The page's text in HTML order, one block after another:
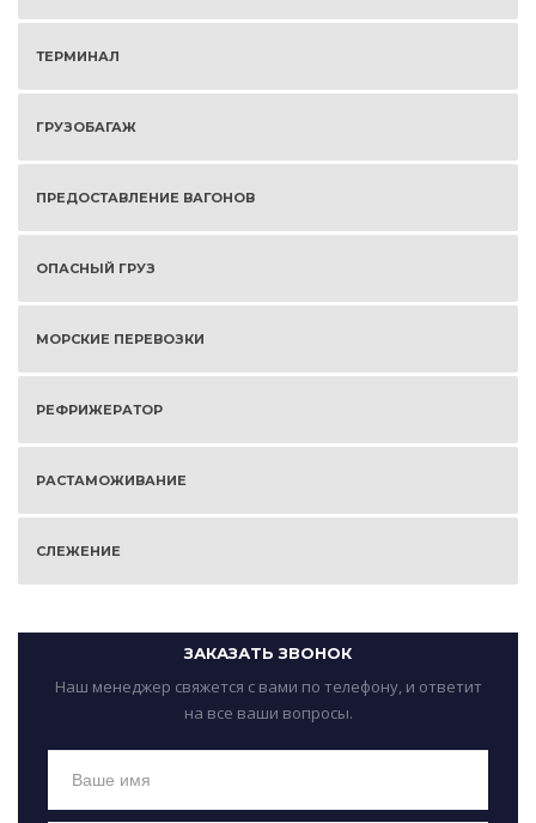
ТЕРМИНАЛ
ГРУЗОБАГАЖ
ПРЕДОСТАВЛЕНИЕ ВАГОНОВ
ОПАСНЫЙ ГРУЗ
МОРСКИЕ ПЕРЕВОЗКИ
РЕФРИЖЕРАТОР
РАСТАМОЖИВАНИЕ
СЛЕЖЕНИЕ
ЗАКАЗАТЬ ЗВОНОК
Наш менеджер свяжется с вами по телефону, и ответит
на все ваши вопросы.